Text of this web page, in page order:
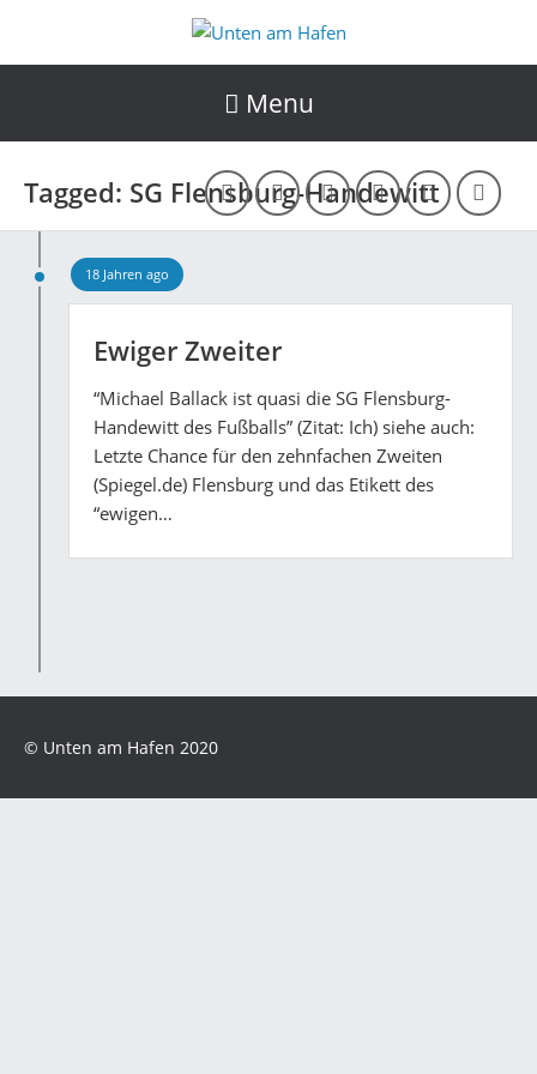
Menu
Tagged: SG Flensburg-Handewitt
18 Jahren ago
Ewiger Zweiter
“Michael Ballack ist quasi die SG Flensburg-
Handewitt des Fußballs” (Zitat: Ich) siehe auch:
Letzte Chance für den zehnfachen Zweiten
(Spiegel.de) Flensburg und das Etikett des
“ewigen…
© Unten am Hafen 2020